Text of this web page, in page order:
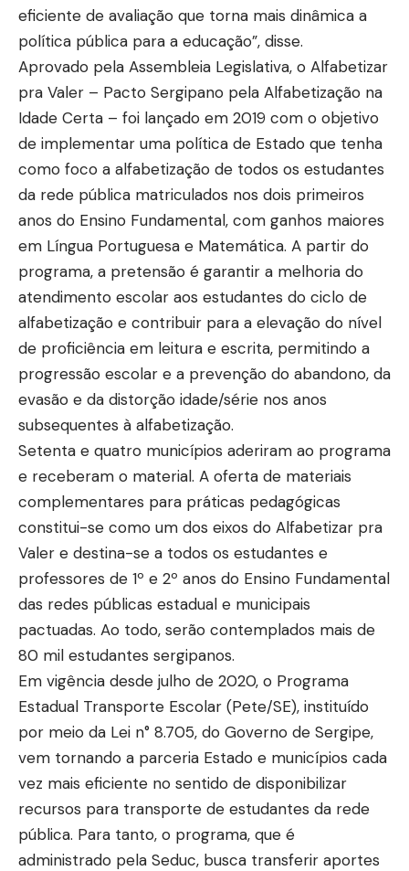
eficiente de avaliação que torna mais dinâmica a
política pública para a educação”, disse.
Aprovado pela Assembleia Legislativa, o Alfabetizar
pra Valer – Pacto Sergipano pela Alfabetização na
Idade Certa – foi lançado em 2019 com o objetivo
de implementar uma política de Estado que tenha
como foco a alfabetização de todos os estudantes
da rede pública matriculados nos dois primeiros
anos do Ensino Fundamental, com ganhos maiores
em Língua Portuguesa e Matemática. A partir do
programa, a pretensão é garantir a melhoria do
atendimento escolar aos estudantes do ciclo de
alfabetização e contribuir para a elevação do nível
de proficiência em leitura e escrita, permitindo a
progressão escolar e a prevenção do abandono, da
evasão e da distorção idade/série nos anos
subsequentes à alfabetização.
Setenta e quatro municípios aderiram ao programa
e receberam o material. A oferta de materiais
complementares para práticas pedagógicas
constitui-se como um dos eixos do Alfabetizar pra
Valer e destina-se a todos os estudantes e
professores de 1º e 2º anos do Ensino Fundamental
das redes públicas estadual e municipais
pactuadas. Ao todo, serão contemplados mais de
80 mil estudantes sergipanos.
Em vigência desde julho de 2020, o Programa
Estadual Transporte Escolar (Pete/SE), instituído
por meio da Lei n° 8.705, do Governo de Sergipe,
vem tornando a parceria Estado e municípios cada
vez mais eficiente no sentido de disponibilizar
recursos para transporte de estudantes da rede
pública. Para tanto, o programa, que é
administrado pela Seduc, busca transferir aportes